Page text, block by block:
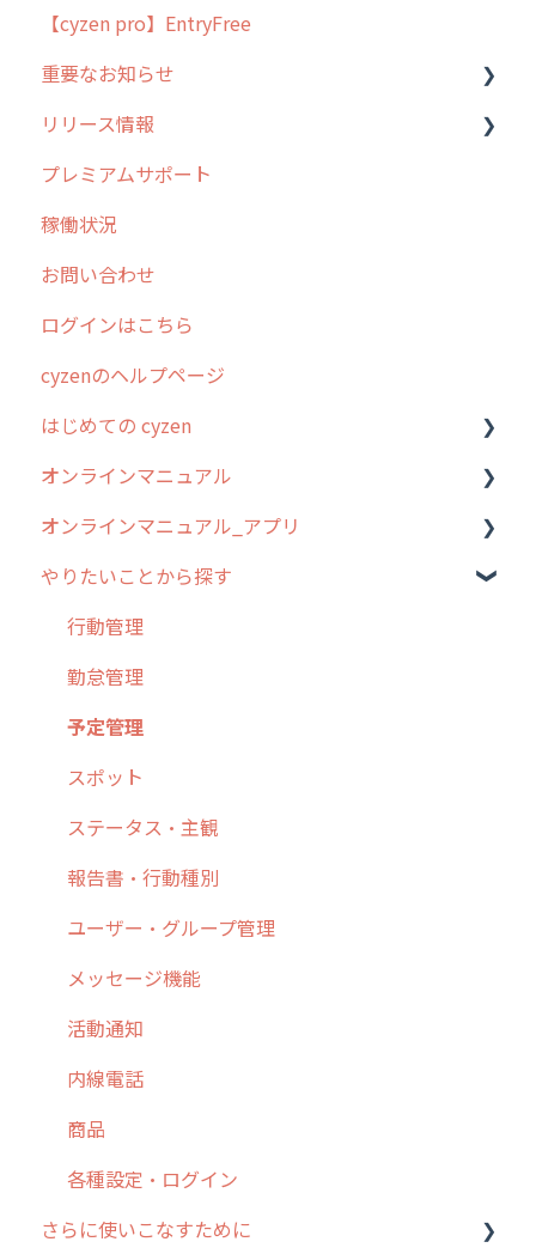
よくある質問
ラウンダー
メンテナンス
外廻り営業
清掃
不動産
【cyzen pro】EntryFree
重要なお知らせ
過去の重要なお知らせ
障害情報
リリース情報
リリース
2026年のリリース情報
2025年のリリース情報
2024年のリリース情報
2023年のリリース情報
過去のリリース
2019年までのリリース情報
お客様の声を実現しました
プレミアムサポート
稼働状況
お問い合わせ
ログインはこちら
cyzenのヘルプページ
はじめての cyzen
0. はじめてのcyzenの使い方
1. cyzenについて知ろう
2. 主要機能の概要
3. cyzenの位置情報取得について
4. cyzen利用前の準備：システム管理者編
5. 基本的な使い方：システム管理者編
6. 基本的な使い方：ユーザー編
7. 初心者向けよくある質問集
8. 用語集
9. もっと便利に利用するための設定
10.ユーザー向けおすすめの使い方
【業界業種別】cyzen設定方法
オンラインマニュアル
管理サイトの使い始め
ユーザー・グループ管理
行動管理
予定管理
スポット
ステータス・主観
報告書・行動種別
勤怠管理
活動通知
パフォーマンス
帳票出力
メッセージ・ファイル添付
商品
各種設定・その他
オンラインマニュアル_アプリ
アプリの使い始め
ホーム画面
スポット
報告閲覧
予定
日報
履歴
メンバー
メッセージ
パフォーマンス
外部リンク
お知らせ
設定
やりたいことから探す
行動管理
勤怠管理
予定管理
スポット
ステータス・主観
報告書・行動種別
ユーザー・グループ管理
メッセージ機能
活動通知
内線電話
商品
各種設定・ログイン
さらに使いこなすために